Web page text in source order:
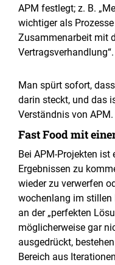
APM festlegt; z. B.
wichtiger als Prozesse
Zusammenarbeit mit
Vertragsverhandlung“.
Man spürt sofort,
darin steckt, und das
Verständnis von APM.
Fast Food mit
Bei APM-Projekten ist
Ergebnissen zu
wieder zu verwerfen
wochenlang im stillen
an der „perfekten
möglicherweise gar
ausgedrückt,
Bereich aus